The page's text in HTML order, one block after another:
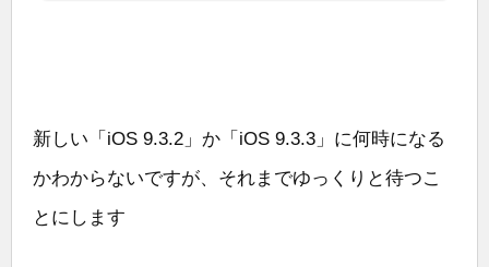
新しい「iOS 9.3.2」か「iOS 9.3.3」に何時になる
かわからないですが、それまでゆっくりと待つこ
とにします